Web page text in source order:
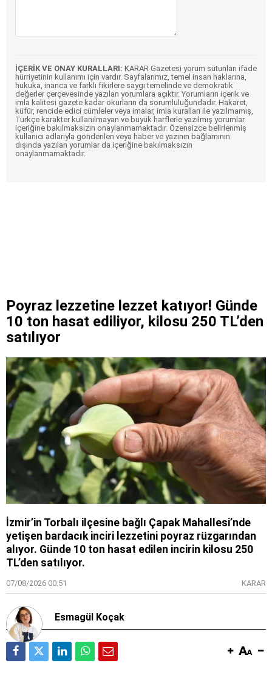
İÇERİK VE ONAY KURALLARI: KARAR Gazetesi yorum sütunları ifade
hürriyetinin kullanımı için vardır. Sayfalarımız, temel insan haklarına,
hukuka, inanca ve farklı fikirlere saygı temelinde ve demokratik
değerler çerçevesinde yazılan yorumlara açıktır. Yorumların içerik ve
imla kalitesi gazete kadar okurların da sorumluluğundadır. Hakaret,
küfür, rencide edici cümleler veya imalar, imla kuralları ile yazılmamış,
Türkçe karakter kullanılmayan ve büyük harflerle yazılmış yorumlar
içeriğine bakılmaksızın onaylanmamaktadır. Özensizce belirlenmiş
kullanıcı adlarıyla gönderilen veya haber ve yazının bağlamının
dışında yazılan yorumlar da içeriğine bakılmaksızın
onaylanmamaktadır.
Poyraz lezzetine lezzet katıyor! Günde
10 ton hasat ediliyor, kilosu 250 TL’den
satılıyor
İzmir’in Torbalı ilçesine bağlı Çapak Mahallesi’nde
yetişen bardacık inciri lezzetini poyraz rüzgarından
alıyor. Günde 10 ton hasat edilen incirin kilosu 250
TL’den satılıyor.
07/08/2026 00:51 KARAR
Esmagül Koçak